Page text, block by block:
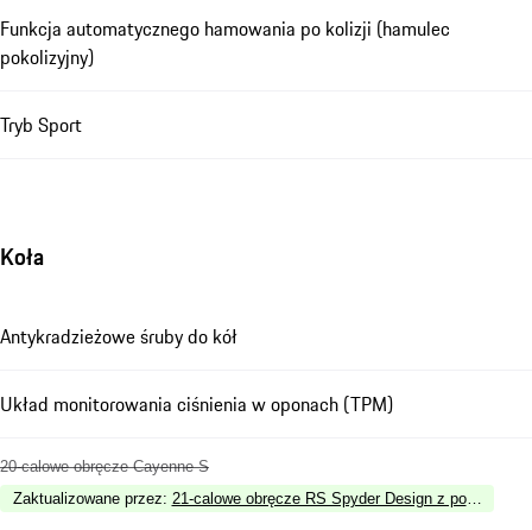
Funkcja automatycznego hamowania po kolizji (hamulec
pokolizyjny)
Tryb Sport
Koła
Antykradzieżowe śruby do kół
Układ monitorowania ciśnienia w oponach (TPM)
20-calowe obręcze Cayenne S
Zaktualizowane przez: 21-calowe obręcze RS Spyder Design z